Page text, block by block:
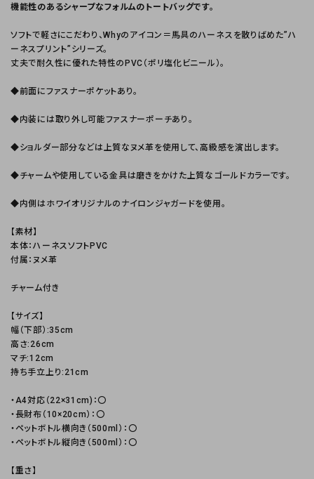
機能性のあるシャープなフォルムのトートバッグです。
ソフトで軽さにこだわり、Whyのアイコン＝馬具のハーネスを散りばめた”ハ
ーネスプリント”シリーズ。
丈夫で耐久性に優れた特性のPVC（ポリ塩化ビニール）。
◆前面にファスナーポケットあり。
◆内装には取り外し可能ファスナーポーチあり。
◆ショルダー部分などは上質なヌメ革を使用して、高級感を演出します。
◆チャームや使用している金具は磨きをかけた上質なゴールドカラーです。
◆内側はホワイオリジナルのナイロンジャガードを使用。
【素材】
本体：ハーネスソフトPVC
付属：ヌメ革
チャーム付き
【サイズ】
幅（下部）:35cm
高さ:26cm
マチ:12cm
持ち手立上り:21cm
・A4対応（22×31cm)：〇
・長財布（10×20cm）：〇
・ペットボトル横向き（500ml）：〇
・ペットボトル縦向き（500ml）：〇
【重さ】